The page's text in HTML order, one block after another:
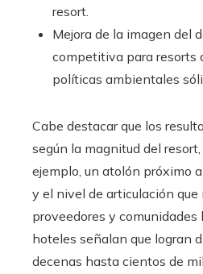
resort.
Mejora de la imagen del
competitiva para resorts
políticas ambientales
Cabe destacar que los
según la magnitud del
ejemplo, un atolón próximo
y el nivel de articulación
proveedores y comunidades
hoteles señalan que logran
decenas hasta cientos de